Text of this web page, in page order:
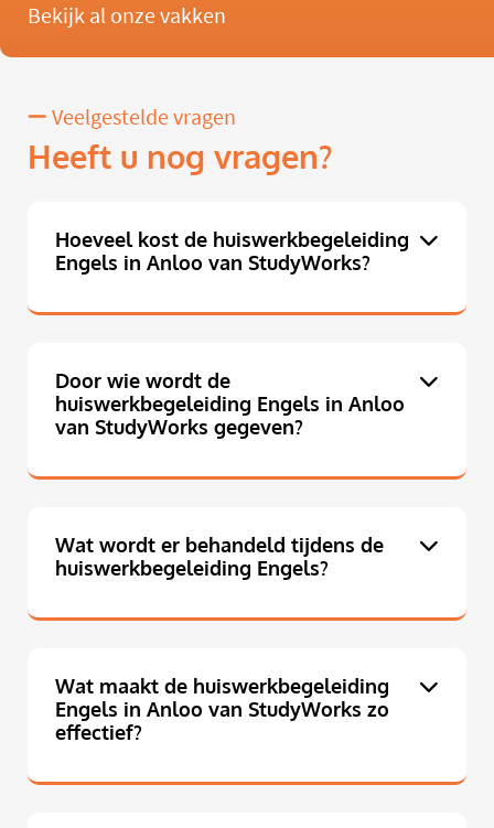
Bekijk al onze vakken
Veelgestelde vragen
Heeft u nog vragen?
Hoeveel kost de huiswerkbegeleiding
Engels in Anloo van StudyWorks?
Door wie wordt de
huiswerkbegeleiding Engels in Anloo
van StudyWorks gegeven?
Wat wordt er behandeld tijdens de
huiswerkbegeleiding Engels?
Wat maakt de huiswerkbegeleiding
Engels in Anloo van StudyWorks zo
effectief?